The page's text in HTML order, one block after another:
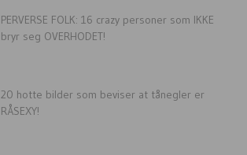
PERVERSE FOLK: 16 crazy personer som IKKE
bryr seg OVERHODET!
20 hotte bilder som beviser at tånegler er
RÅSEXY!